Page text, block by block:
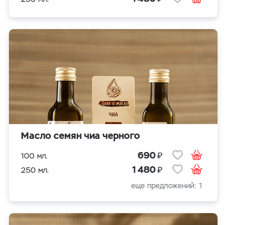
Масло семян чиа черного
100 мл. 690₽
250 мл. 1 480₽
еще предложений: 1